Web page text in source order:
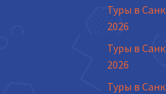
Туры в
2026
Туры в
2026
Туры в